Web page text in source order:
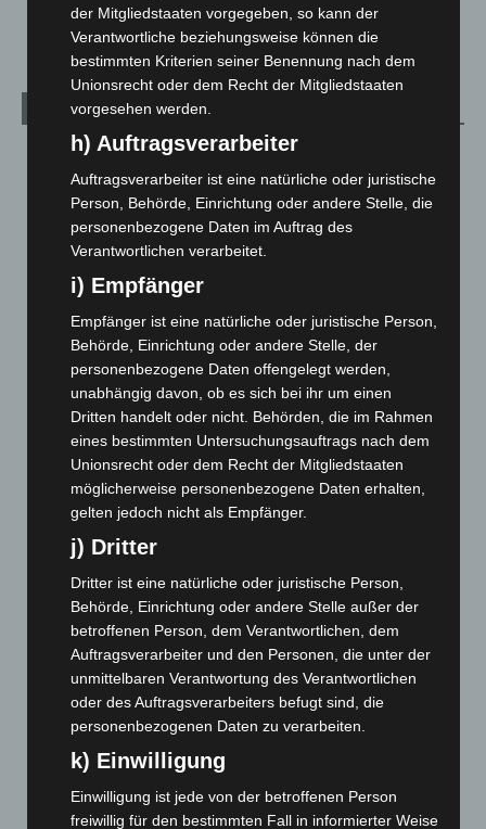
Archiv
August 2026(10)
Juli 2026(73)
Juni 2026(139)
Mai 2026(99)
April 2026(99)
März 2026(115)
Februar 2026(109)
Januar 2026 (122)
Dezember 2025(103)
November 2025(114)
Oktober 2025
(112)
September 2025(93)
August 2025(90)
Juli 2025(90)
Juni 2025(103)
April 2025(88)
März 2025(111)
Februar 2025
Januar 2025(88)
Dezember 2024(89)
der Mitgliedstaaten vorgegeben, so kann der
Verantwortliche beziehungsweise können die
bestimmten Kriterien seiner Benennung nach dem
Unionsrecht oder dem Recht der Mitgliedstaaten
vorgesehen werden.
h) Auftragsverarbeiter
Auftragsverarbeiter ist eine natürliche oder juristische
Person, Behörde, Einrichtung oder andere Stelle, die
personenbezogene Daten im Auftrag des
Verantwortlichen verarbeitet.
i) Empfänger
Empfänger ist eine natürliche oder juristische Person,
Behörde, Einrichtung oder andere Stelle, der
personenbezogene Daten offengelegt werden,
unabhängig davon, ob es sich bei ihr um einen
Dritten handelt oder nicht. Behörden, die im Rahmen
eines bestimmten Untersuchungsauftrags nach dem
Unionsrecht oder dem Recht der Mitgliedstaaten
möglicherweise personenbezogene Daten erhalten,
gelten jedoch nicht als Empfänger.
j) Dritter
Dritter ist eine natürliche oder juristische Person,
Behörde, Einrichtung oder andere Stelle außer der
betroffenen Person, dem Verantwortlichen, dem
Auftragsverarbeiter und den Personen, die unter der
unmittelbaren Verantwortung des Verantwortlichen
oder des Auftragsverarbeiters befugt sind, die
personenbezogenen Daten zu verarbeiten.
k) Einwilligung
Einwilligung ist jede von der betroffenen Person
freiwillig für den bestimmten Fall in informierter Weise